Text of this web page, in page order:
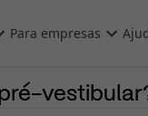
Para empresas